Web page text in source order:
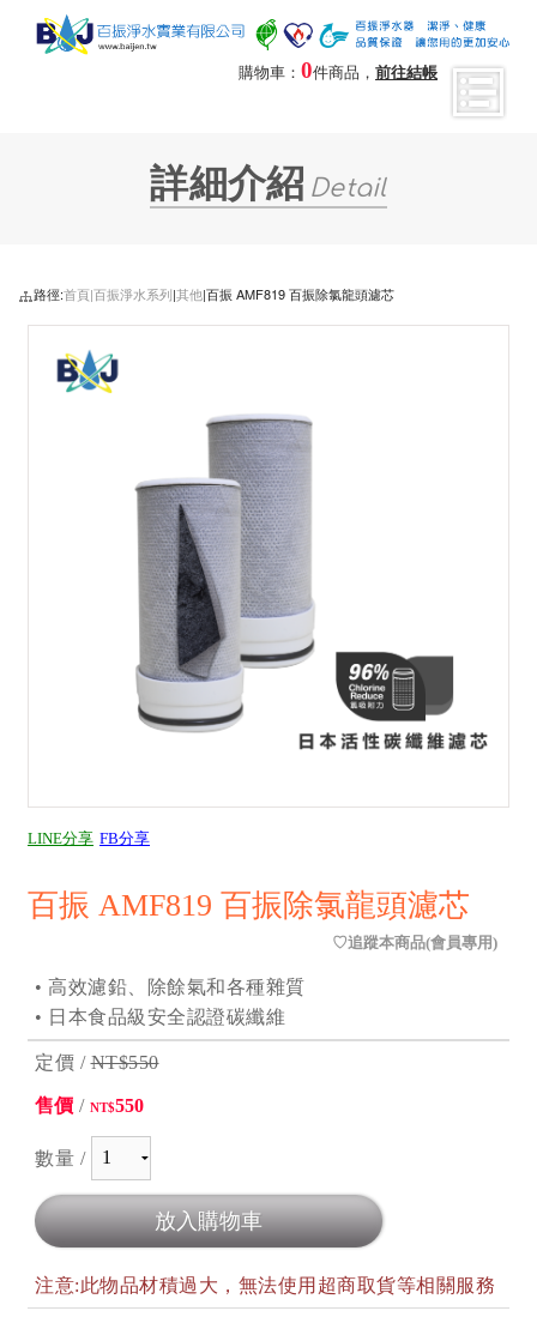
購物車： 0件商品， 前往結帳
詳細介紹 Detail
路徑:首頁|百振淨水系列|其他|百振 AMF819 百振除氯龍頭濾芯
LINE分享 FB分享
百振 AMF819 百振除氯龍頭濾芯
• 高效濾鉛、除餘氣和各種雜質
• 日本食品級安全認證碳纖維
定價 /NT$550
售價 / NT$550
數量 /
注意:此物品材積過大，無法使用超商取貨等相關服務